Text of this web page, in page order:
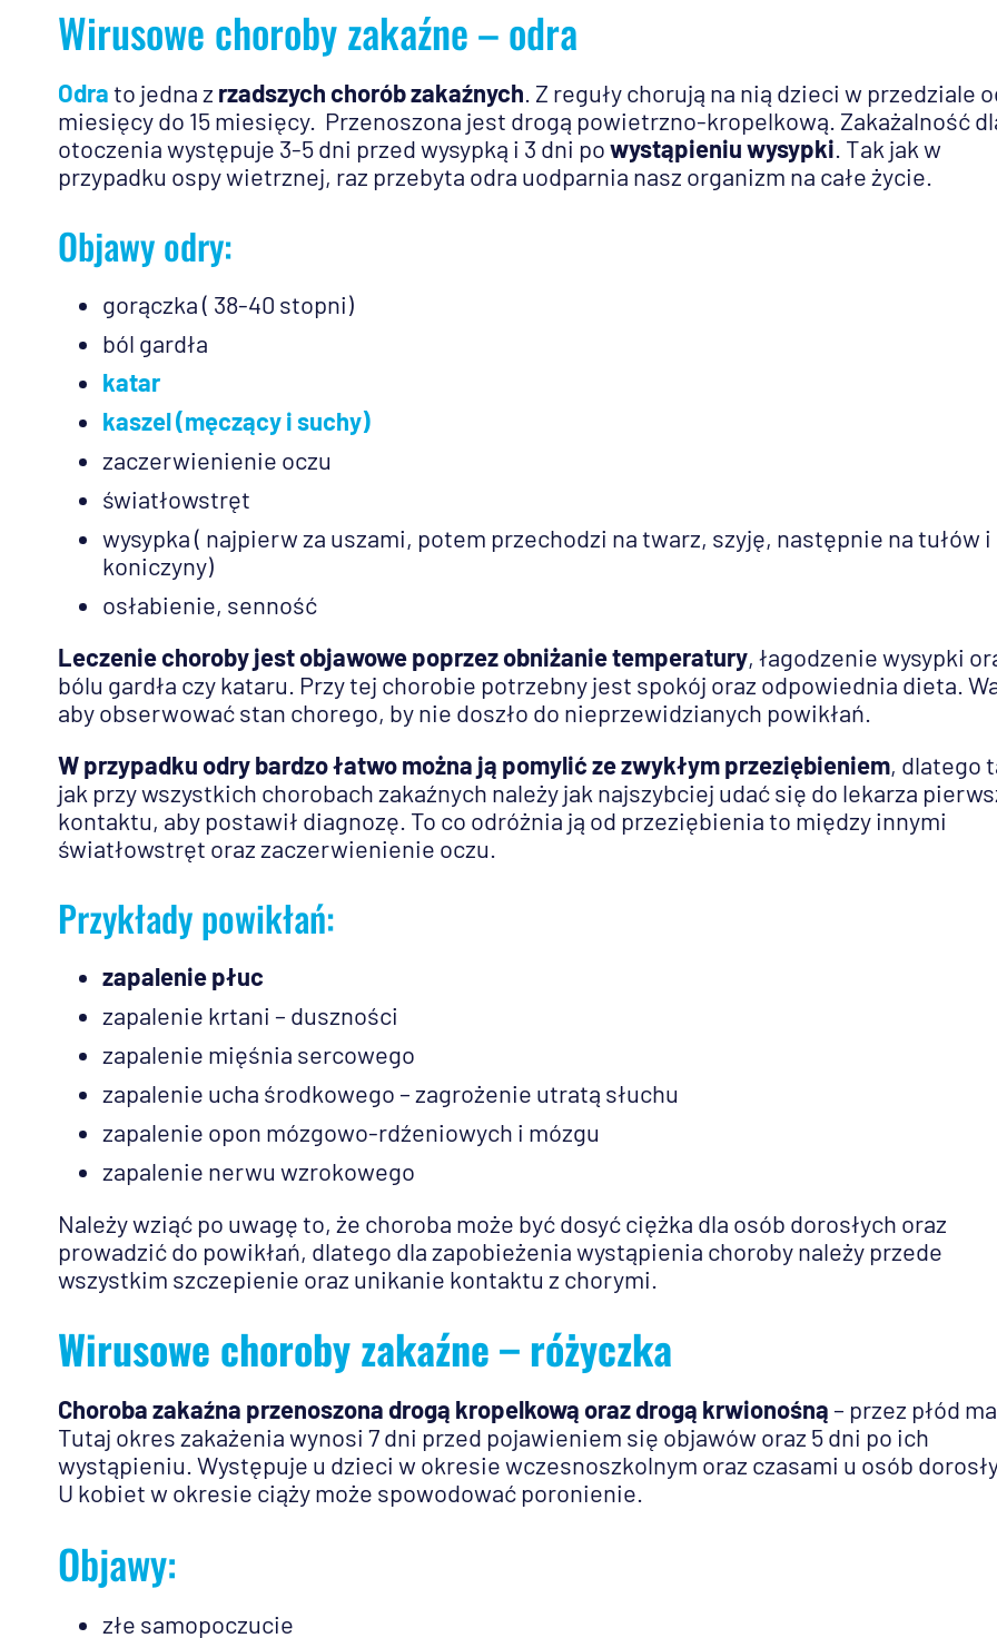
Wirusowe choroby zakaźne – odra
Odrato jedna z rzadszych chorób zakaźnych . Z reguły chorują na nią dzieci w przedziale
miesięcy do 15 miesięcy. Przenoszona jest drogą powietrzno-kropelkową. Zakażalność
otoczenia występuje 3-5 dni przed wysypką i 3 dni powystąpieniu wysypki . Tak jak w
przypadku ospy wietrznej, raz przebyta odra uodparnia nasz organizm na całe życie.
Objawy odry:
gorączka ( 38-40 stopni)
ból gardła
katar
kaszel (męczący i suchy)
zaczerwienienie oczu
światłowstręt
wysypka ( najpierw za uszami, potem przechodzi na twarz, szyję, następnie na tułów i
koniczyny)
osłabienie, senność
Leczenie choroby jest objawowe poprzez obniżanie temperatury, łagodzenie wysypki
bólu gardła czy kataru. Przy tej chorobie potrzebny jest spokój oraz odpowiednia dieta.
aby obserwować stan chorego, by nie doszło do nieprzewidzianych powikłań.
W przypadku odry bardzo łatwo można ją pomylić ze zwykłym przeziębieniem, dlatego
jak przy wszystkich chorobach zakaźnych należy jak najszybciej udać się do lekarza
kontaktu, aby postawił diagnozę. To co odróżnia ją od przeziębienia to między innymi
światłowstręt oraz zaczerwienienie oczu.
Przykłady powikłań:
zapalenie płuc
zapalenie krtani – duszności
zapalenie mięśnia sercowego
zapalenie ucha środkowego – zagrożenie utratą słuchu
zapalenie opon mózgowo-rdźeniowych i mózgu
zapalenie nerwu wzrokowego
Należy wziąć po uwagę to, że choroba może być dosyć ciężka dla osób dorosłych oraz
prowadzić do powikłań, dlatego dla zapobieżenia wystąpienia choroby należy przede
wszystkim szczepienie oraz unikanie kontaktu z chorymi.
Wirusowe choroby zakaźne – różyczka
Choroba zakaźna przenoszona drogą kropelkową oraz drogą krwionośną– przez płód
Tutaj okres zakażenia wynosi 7 dni przed pojawieniem się objawów oraz 5 dni po ich
wystąpieniu. Występuje u dzieci w okresie wczesnoszkolnym oraz czasami u osób
U kobiet w okresie ciąży może spowodować poronienie.
Objawy:
złe samopoczucie